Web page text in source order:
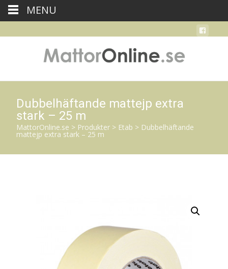
Dubbelhäftande mattejp extra
stark – 25 m
MattorOnline.se > Produkter > Etab > Dubbelhäftande
mattejp extra stark – 25 m
MENU